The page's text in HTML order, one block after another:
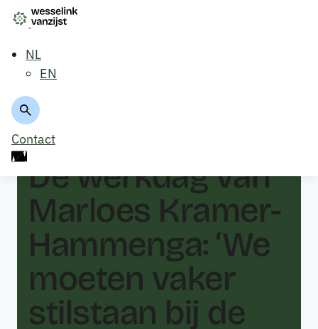
NL
EN
Contact
De werkdag van
Marloes Kramer-
Hammenga: ‘We
moeten vaker
stilstaan bij de